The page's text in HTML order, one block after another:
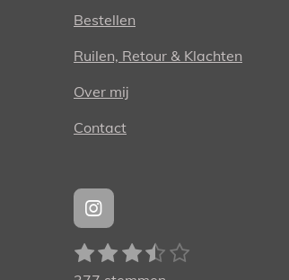
Bestellen
Ruilen, Retour & Klachten
Over mij
Contact
I
n
s
R
a
1
s
2
s
3
s
4
s
5 S